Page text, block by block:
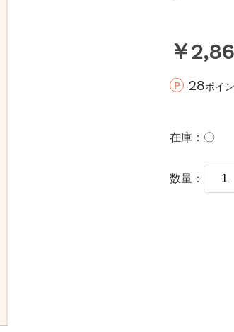
￥
28ポイ
在庫 〇
数量